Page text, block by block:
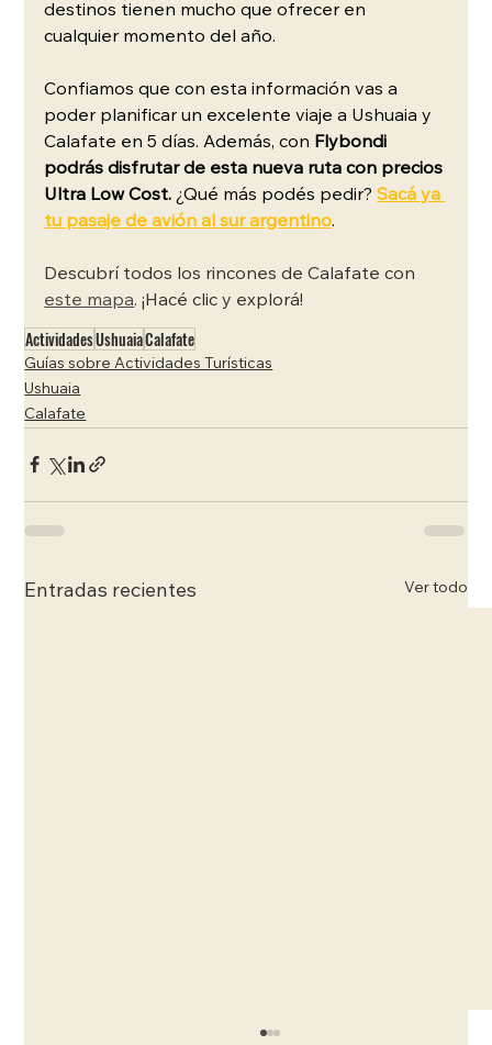
destinos tienen mucho que ofrecer en
cualquier momento del año.
Confiamos que con esta información vas a
poder planificar un excelente viaje a Ushuaia y
Calafate en 5 días. Además, con Flybondi
podrás disfrutar de esta nueva ruta con precios
Ultra Low Cost. ¿Qué más podés pedir? Sacá ya
tu pasaje de avión al sur argentino.
Descubrí todos los rincones de Calafate con
este mapa. ¡Hacé clic y explorá!
ActividadesUshuaiaCalafate
Guías sobre Actividades Turísticas
Ushuaia
Calafate
Entradas recientes Ver todo